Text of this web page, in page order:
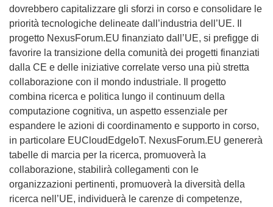
dovrebbero capitalizzare gli sforzi in corso e consolidare le
priorità tecnologiche delineate dall’industria dell’UE. Il
progetto NexusForum.EU finanziato dall’UE, si prefigge di
favorire la transizione della comunità dei progetti finanziati
dalla CE e delle iniziative correlate verso una più stretta
collaborazione con il mondo industriale. Il progetto
combina ricerca e politica lungo il continuum della
computazione cognitiva, un aspetto essenziale per
espandere le azioni di coordinamento e supporto in corso,
in particolare EUCloudEdgeIoT. NexusForum.EU genererà
tabelle di marcia per la ricerca, promuoverà la
collaborazione, stabilirà collegamenti con le
organizzazioni pertinenti, promuoverà la diversità della
ricerca nell’UE, individuerà le carenze di competenze,